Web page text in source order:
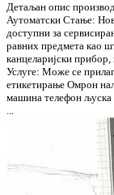
Детаљан опис
Аутоматски Стање:
доступни за
равних предмета као
канцеларијски
Услуге: Може се
етикетирање Омрон
машина телефон љуска
...